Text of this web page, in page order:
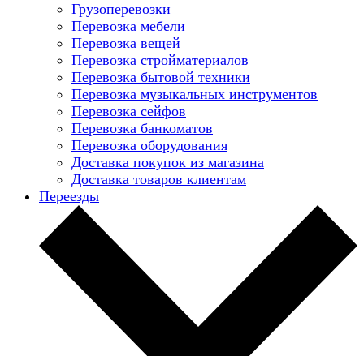
Грузоперевозки
Перевозка мебели
Перевозка вещей
Перевозка стройматериалов
Перевозка бытовой техники
Перевозка музыкальных инструментов
Перевозка сейфов
Перевозка банкоматов
Перевозка оборудования
Доставка покупок из магазина
Доставка товаров клиентам
Переезды